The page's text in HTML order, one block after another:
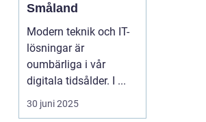
Småland
Modern teknik och IT-
lösningar är
oumbärliga i vår
digitala tidsålder. I ...
30 juni 2025